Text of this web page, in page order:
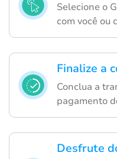
Selecione o
com você ou
Finalize a
Conclua a
pagamento
Desfrute